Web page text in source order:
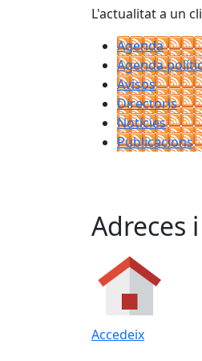
L'actualitat a un
Agenda
Agenda
Avisos
Directoris
Notícies
Publicacions
Adreces
Accedeix